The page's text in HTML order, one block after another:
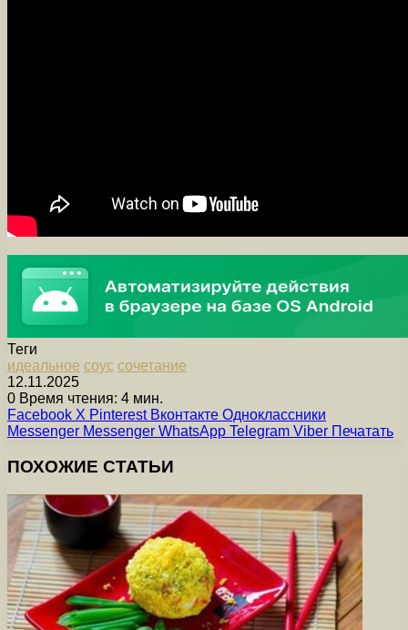
Теги
идеальное соус сочетание
12.11.2025
0 Время чтения: 4 мин.
Facebook X Pinterest Вконтакте Одноклассники
Messenger Messenger WhatsApp Telegram Viber Печатать
ПОХОЖИЕ СТАТЬИ